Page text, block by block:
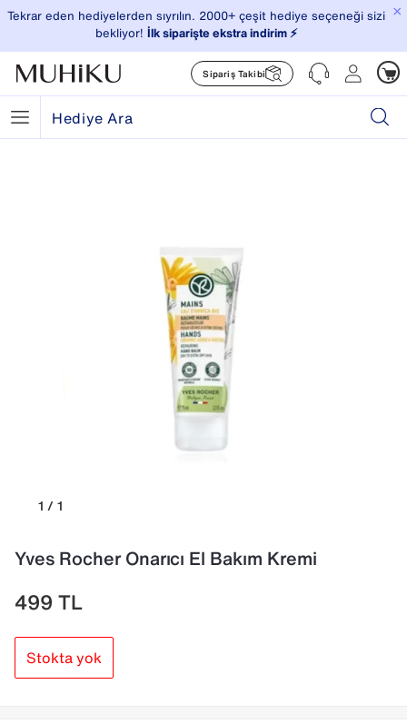
×
Tekrar eden hediyelerden sıyrılın. 2000+ çeşit hediye seçeneği sizi
bekliyor! İlk siparişte ekstra indirim ⚡️
Sipariş Takibi
1 / 1
Yves Rocher Onarıcı El Bakım Kremi
499 TL
Stokta yok